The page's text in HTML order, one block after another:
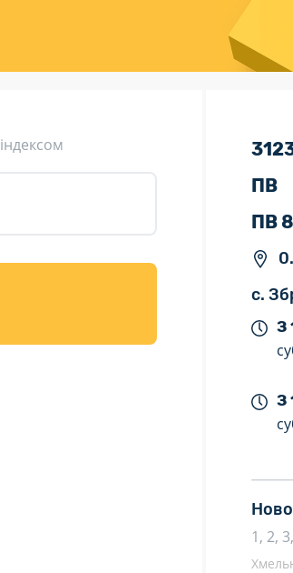
Валютно-
ПВ
ПВ
0.
с.
З
З
1, 2,